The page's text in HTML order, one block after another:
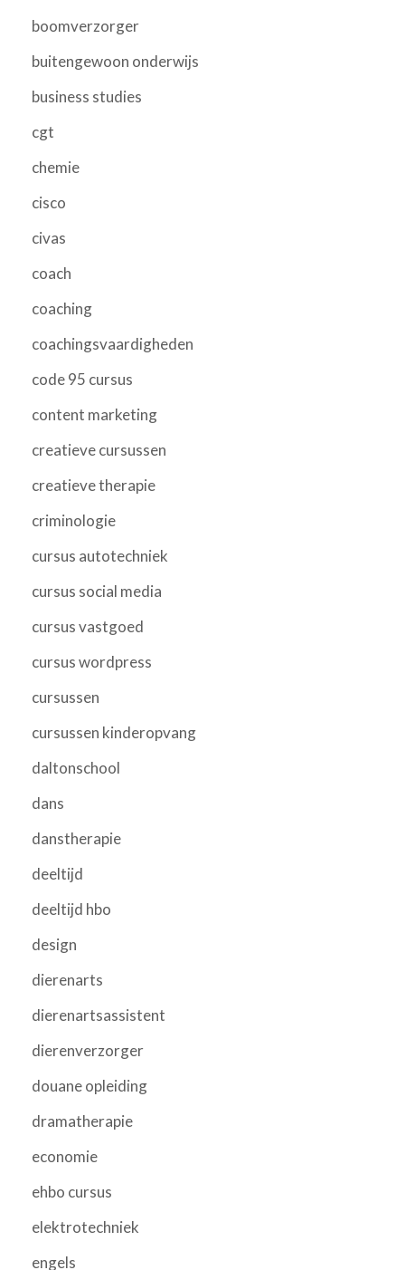
boomverzorger
buitengewoon onderwijs
business studies
cgt
chemie
cisco
civas
coach
coaching
coachingsvaardigheden
code 95 cursus
content marketing
creatieve cursussen
creatieve therapie
criminologie
cursus autotechniek
cursus social media
cursus vastgoed
cursus wordpress
cursussen
cursussen kinderopvang
daltonschool
dans
danstherapie
deeltijd
deeltijd hbo
design
dierenarts
dierenartsassistent
dierenverzorger
douane opleiding
dramatherapie
economie
ehbo cursus
elektrotechniek
engels